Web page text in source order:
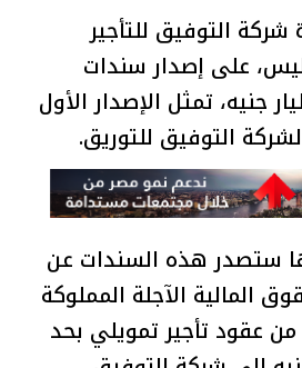
التوفيق للتأجير
على إصدار سندات
بقيمة 2 مليار جنيه، تمثل الإصدار الأول
التوفيق للتوريق.
ستصدر هذه السندات عن
المالية الآجلة المملوكة
من عقود تأجير تمويلي بحد